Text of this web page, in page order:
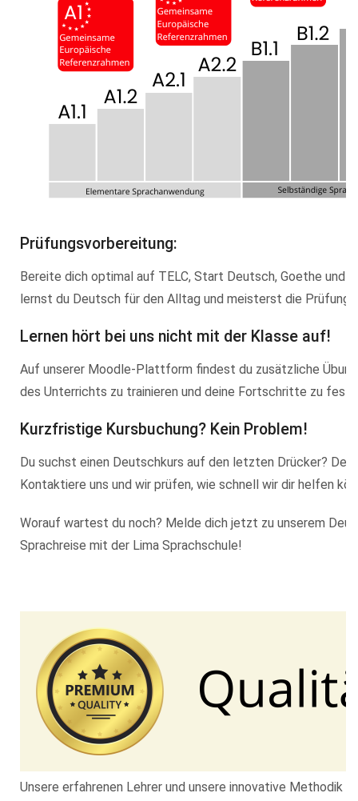
Prüfungsvorbereitung:
Bereite dich optimal auf TELC, Start Deutsch, Goethe und
lernst du Deutsch für den Alltag und meisterst die
Lernen hört bei uns nicht mit der Klasse auf!
Auf unserer Moodle-Plattform findest du zusätzliche
des Unterrichts zu trainieren und deine Fortschritte zu
Kurzfristige Kursbuchung? Kein Problem!
Du suchst einen Deutschkurs auf den letzten Drücker?
Kontaktiere uns und wir prüfen, wie schnell wir dir helfen
Worauf wartest du noch? Melde dich jetzt zu unserem
Sprachreise mit der Lima Sprachschule!
Unsere erfahrenen Lehrer und unsere innovative Methodik